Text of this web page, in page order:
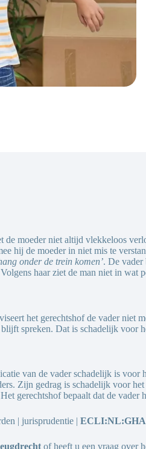
de moeder niet altijd vlekkeloos
hij de moeder in niet mis te
onder de trein komen’. De vader
haar ziet de man niet in wat
het gerechtshof de vader niet
spreken. Dat is schadelijk voor
van de vader schadelijk is
Zijn gedrag is schadelijk voor
gerechtshof bepaalt dat de vader
| jurisprudentie |
of heeft u een vraag over